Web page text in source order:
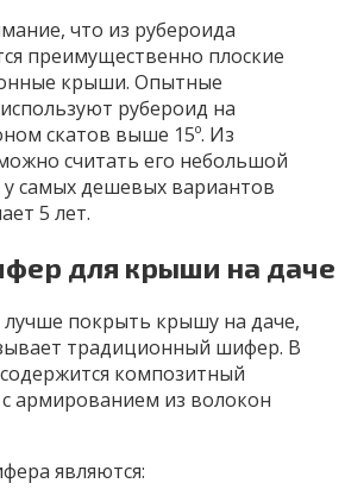
что из рубероида
преимущественно плоские
крыши. Опытные
рубероид на
скатов выше 15º. Из
считать его небольшой
у самых дешевых вариантов
5 лет.
для крыши на даче
покрыть крышу на даче,
традиционный шифер. В
композитный
армированием из волокон
являются: